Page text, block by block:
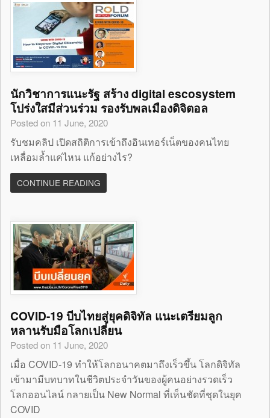
นักวิชาการแนะรัฐ สร้าง digital escosystem
โปร่งใสมีส่วนร่วม รองรับพลเมืองดิจิตอล
Posted on 11 June, 2020
รับชมคลิป เปิดสถิติการเข้าถึงอินเทอร์เน็ตของคนไทย
เหลื่อมล้ำแค่ไหน แก้อย่างไร?
CONTINUE READING
COVID-19 บีบไทยสู่ยุคดิจิทัล แนะเตรียมลูก
หลานรับมือโลกเปลี่ยน
Posted on 11 June, 2020
เมื่อ COVID-19 ทำให้โลกอนาคตมาถึงเร็วขึ้น โลกดิจิทัล
เข้ามามีบทบาทในชีวิตประจำวันของผู้คนอย่างรวดเร็ว
โลกออนไลน์ กลายเป็น New Normal ที่เห็นชัดที่ชุดในยุค
COVID